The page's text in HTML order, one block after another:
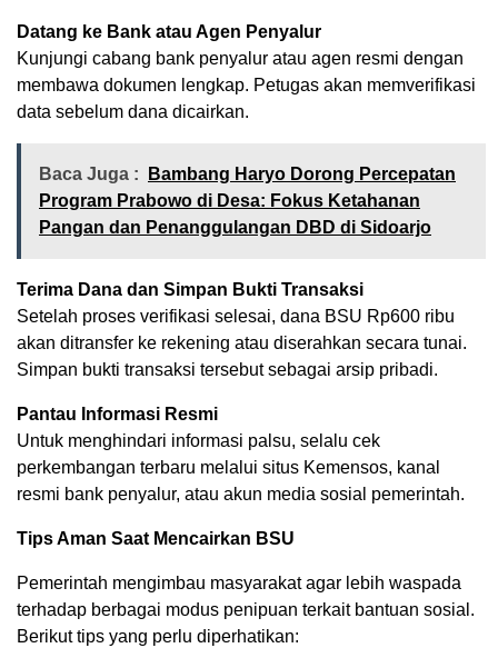
Datang ke Bank atau Agen Penyalur
Kunjungi cabang bank penyalur atau agen resmi dengan
membawa dokumen lengkap. Petugas akan memverifikasi
data sebelum dana dicairkan.
Baca Juga :
Bambang Haryo Dorong Percepatan
Program Prabowo di Desa: Fokus Ketahanan
Pangan dan Penanggulangan DBD di Sidoarjo
Terima Dana dan Simpan Bukti Transaksi
Setelah proses verifikasi selesai, dana BSU Rp600 ribu
akan ditransfer ke rekening atau diserahkan secara tunai.
Simpan bukti transaksi tersebut sebagai arsip pribadi.
Pantau Informasi Resmi
Untuk menghindari informasi palsu, selalu cek
perkembangan terbaru melalui situs Kemensos, kanal
resmi bank penyalur, atau akun media sosial pemerintah.
Tips Aman Saat Mencairkan BSU
Pemerintah mengimbau masyarakat agar lebih waspada
terhadap berbagai modus penipuan terkait bantuan sosial.
Berikut tips yang perlu diperhatikan: